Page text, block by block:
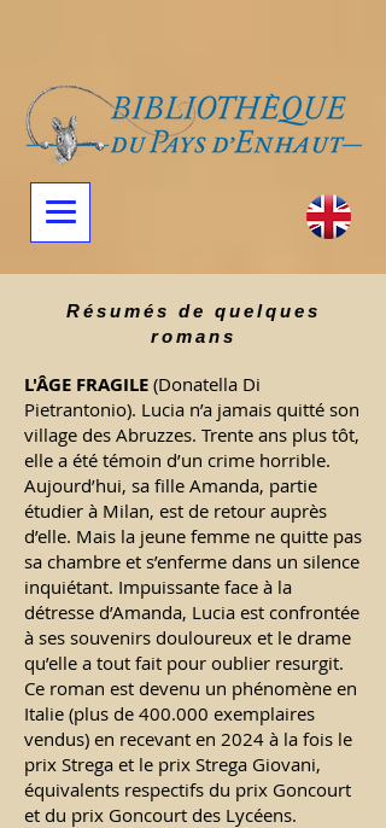
Résumés de quelques
romans
L'ÂGE FRAGILE (Donatella Di
Pietrantonio). Lucia n’a jamais quitté son
village des Abruzzes. Trente ans plus tôt,
elle a été témoin d’un crime horrible.
Aujourd’hui, sa fille Amanda, partie
étudier à Milan, est de retour auprès
d’elle. Mais la jeune femme ne quitte pas
sa chambre et s’enferme dans un silence
inquiétant. Impuissante face à la
détresse d’Amanda, Lucia est confrontée
à ses souvenirs douloureux et le drame
qu’elle a tout fait pour oublier resurgit.
Ce roman est devenu un phénomène en
Italie (plus de 400.000 exemplaires
vendus) en recevant en 2024 à la fois le
prix Strega et le prix Strega Giovani,
équivalents respectifs du prix Goncourt
et du prix Goncourt des Lycéens.